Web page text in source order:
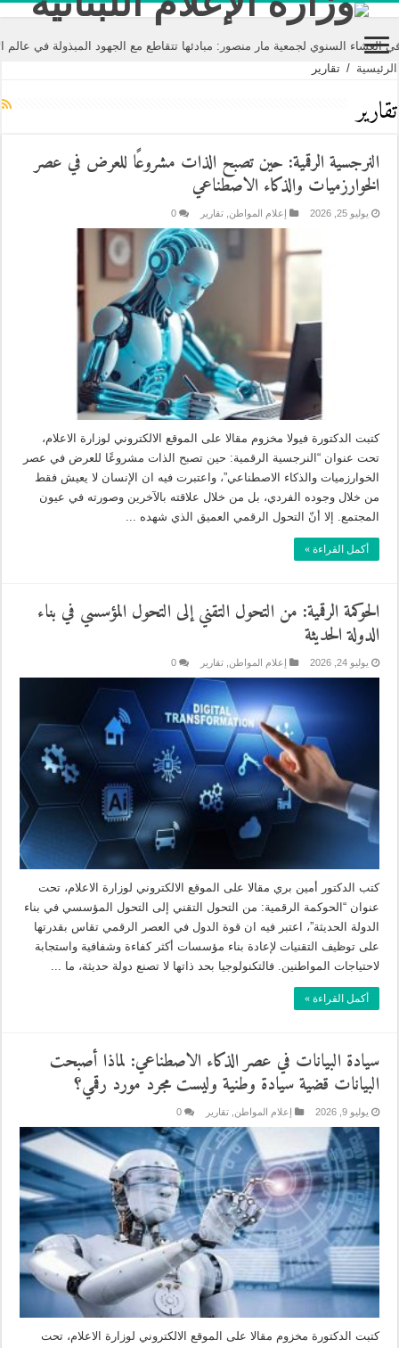
لجمعية مار منصور: مبادئها تتقاطع مع الجهود المبذولة في عالم الإعلام تحت
الرئيسية / تقارير
تقارير
النرجسية الرقمية: حين تصبح الذات مشروعًا للعرض في عصر
الخوارزميات والذكاء الاصطناعي
يوليو 25, 2026 إعلام المواطن ,تقارير 0
كتبت الدكتورة فيولا مخزوم مقالا على الموقع الالكتروني لوزارة الاعلام،
تحت عنوان “النرجسية الرقمية: حين تصبح الذات مشروعًا للعرض في عصر
الخوارزميات والذكاء الاصطناعي”، واعتبرت فيه ان الإنسان لا يعيش فقط
من خلال وجوده الفردي، بل من خلال علاقته بالآخرين وصورته في عيون
المجتمع. إلا أنّ التحول الرقمي العميق الذي شهده ...
أكمل القراءة »
الحوكمة الرقمية: من التحول التقني إلى التحول المؤسسي في بناء
الدولة الحديثة
يوليو 24, 2026 إعلام المواطن ,تقارير 0
كتب الدكتور أمين بري مقالا على الموقع الالكتروني لوزارة الاعلام، تحت
عنوان “الحوكمة الرقمية: من التحول التقني إلى التحول المؤسسي في بناء
الدولة الحديثة”، اعتبر فيه ان قوة الدول في العصر الرقمي تقاس بقدرتها
على توظيف التقنيات لإعادة بناء مؤسسات أكثر كفاءة وشفافية واستجابة
لاحتياجات المواطنين. فالتكنولوجيا بحد ذاتها لا تصنع دولة حديثة، ما ...
أكمل القراءة »
سيادة البيانات في عصر الذكاء الاصطناعي: لماذا أصبحت
البيانات قضية سيادة وطنية وليست مجرد مورد رقمي؟
يوليو 9, 2026 إعلام المواطن ,تقارير 0
كتبت الدكتورة مخزوم مقالا على الموقع الالكتروني لوزارة الاعلام، تحت